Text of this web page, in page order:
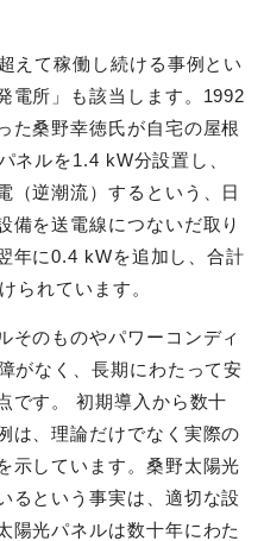
えて稼働し続ける事例とい
電所」も該当します。1992
た桑野幸徳氏が自宅の屋根
ネルを1.4 kW分設置し、
（逆潮流）するという、日
備を送電線につないだ取り
年に0.4 kWを追加し、合計
られています。
そのものやパワーコンディ
がなく、長期にわたって安
です。 初期導入から数十
は、理論だけでなく実際の
示しています。桑野太陽光
るという事実は、適切な設
陽光パネルは数十年にわた